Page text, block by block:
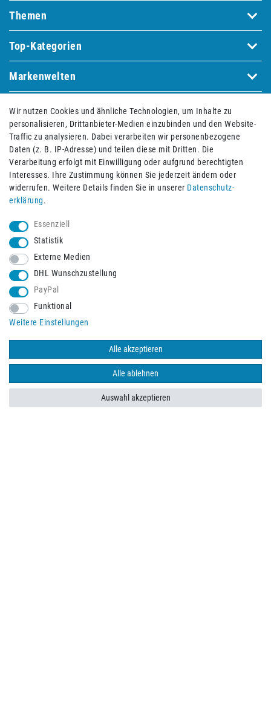
Themen
Top-Kategorien
Markenwelten
Bequem und sicher bezahlen mit
Wir nutzen Cookies und ähnliche Technologien, um Inhalte zu
personalisieren, Drittanbieter-Medien einzubinden und den Website-
Traffic zu analysieren. Dabei verarbeiten wir personenbezogene
Daten (z. B. IP-Adresse) und teilen diese mit Dritten. Die
Verarbeitung erfolgt mit Einwilligung oder aufgrund berechtigten
Interesses. Ihre Zustimmung können Sie jederzeit ändern oder
widerrufen. Weitere Details finden Sie in unserer Daten­schutz­
erklärung.
Essenziell
Statistik
Externe Medien
DHL Wunschzustellung
PayPal
Funktional
Weitere Einstellungen
Alle akzeptieren
Alle ablehnen
Auswahl akzeptieren